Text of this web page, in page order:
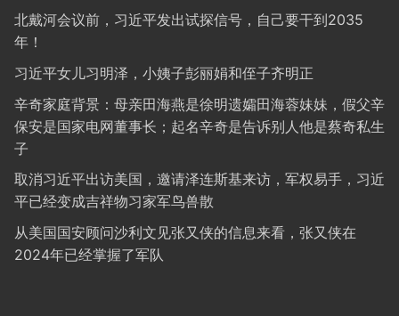
北戴河会议前，习近平发出试探信号，自己要干到2035
年！
习近平女儿习明泽，小姨子彭丽娟和侄子齐明正
辛奇家庭背景：母亲田海燕是徐明遗孀田海蓉妹妹，假父辛
保安是国家电网董事长；起名辛奇是告诉别人他是蔡奇私生
子
取消习近平出访美国，邀请泽连斯基来访，军权易手，习近
平已经变成吉祥物习家军鸟兽散
从美国国安顾问沙利文见张又侠的信息来看，张又侠在
2024年已经掌握了军队